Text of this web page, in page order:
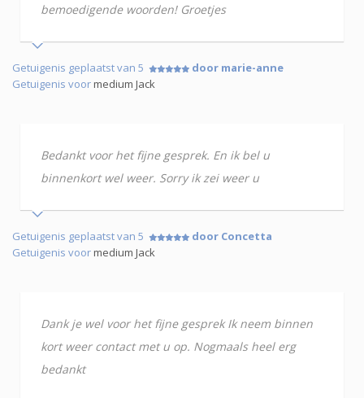
bemoedigende woorden! Groetjes
Getuigenis geplaatst van 5
door marie-anne
Getuigenis voormedium Jack
Bedankt voor het fijne gesprek. En ik bel u
binnenkort wel weer. Sorry ik zei weer u
Getuigenis geplaatst van 5
door Concetta
Getuigenis voormedium Jack
Dank je wel voor het fijne gesprek Ik neem binnen
kort weer contact met u op. Nogmaals heel erg
bedankt